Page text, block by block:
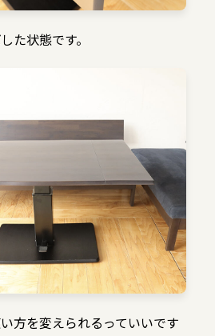
た状態です。
方を変えられるっていいです